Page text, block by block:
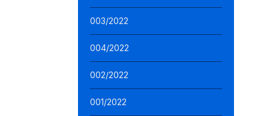
003/2022
004/2022
002/2022
001/2022